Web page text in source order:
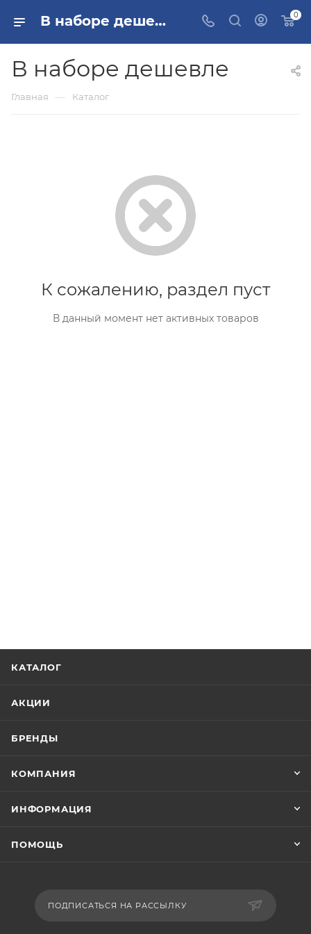
В наборе дешевле купить, цена в Москве и РФ 0
В наборе дешевле
Главная — Каталог
К сожалению, раздел пуст
В данный момент нет активных товаров
КАТАЛОГ
АКЦИИ
БРЕНДЫ
КОМПАНИЯ
ИНФОРМАЦИЯ
ПОМОЩЬ
ПОДПИСАТЬСЯ НА РАССЫЛКУ